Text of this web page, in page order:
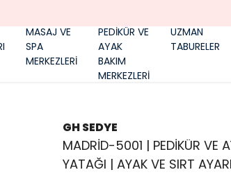
MASAJ VE
SPA
MERKEZLERİ
PEDİKÜR VE
AYAK
BAKIM
MERKEZLERİ
UZMAN
TABURELER
GH SEDYE
MADRİD-5001 | PEDİKÜR VE
YATAĞI | AYAK VE SIRT